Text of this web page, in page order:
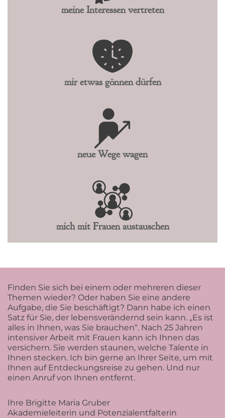
meine Interessen vertreten
mir etwas gönnen dürfen
neue Wege wagen
mich mit Frauen austauschen
Finden Sie sich bei einem oder mehreren dieser
Themen wieder? Oder haben Sie eine andere
Aufgabe, die Sie beschäftigt? Dann habe ich einen
Satz für Sie, der lebensverändernd sein kann. „Es ist
alles in Ihnen, was Sie brauchen“. Nach 25 Jahren
intensiver Arbeit mit Frauen kann ich Ihnen das
versichern. Sie werden staunen, welche Talente in
Ihnen stecken. Ich bin gerne an Ihrer Seite, um mit
Ihnen auf Entdeckungsreise zu gehen. Und nur
einen Anruf von Ihnen entfernt.
Ihre Brigitte Maria Gruber
Akademieleiterin und Potenzialentfalterin